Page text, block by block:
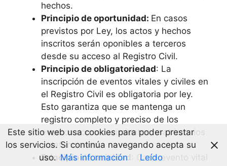
hechos.
Principio de oportunidad: En casos
previstos por Ley, los actos y hechos
inscritos serán oponibles a terceros
desde su acceso al Registro Civil.
Principio de obligatoriedad: La
inscripción de eventos vitales y civiles en
el Registro Civil es obligatoria por ley.
Esto garantiza que se mantenga un
registro completo y preciso de los
eventos como nacimientos, matrimonios
y defunciones.
Principio de unicidad
: Cada evento vital
Este sitio web usa cookies para poder prestar
los servicios. Si continúa navegando acepta su
uso. Más información Leído